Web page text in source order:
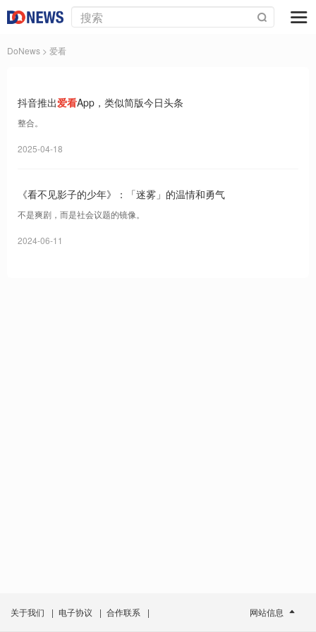
DoNews > 爱看
抖音推出爱看App，类似简版今日头条
整合。
2025-04-18
《看不见影子的少年》：「迷雾」的温情和勇气
不是爽剧，而是社会议题的镜像。
2024-06-11
关于我们 | 电子协议 | 合作联系 | 网站信息